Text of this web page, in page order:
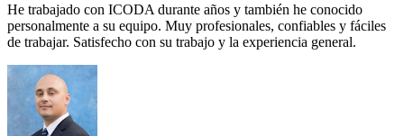
He trabajado con ICODA durante años y también he conocido
personalmente a su equipo. Muy profesionales, confiables y fáciles
de trabajar. Satisfecho con su trabajo y la experiencia general.